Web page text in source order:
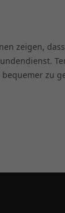
zeigen,
zu